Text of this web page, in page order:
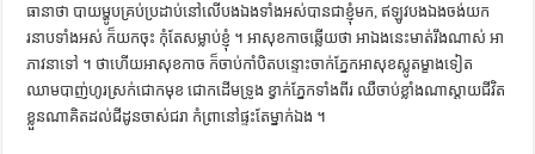
ធានា​ថា​ បាយ​ម្ហូប​គ្រប់​ប្រដាប់​នៅ​លើ​បង​ឯង​ទាំងអស់​បាន​ជា​ខ្ញុំ​មក, ឥឡូវ​បង​ឯង​ចង់​យក
រនាប​ទាំងអស់​ ក៏​យក​ចុះ​ កុំ​តែ​សម្លាប់​ខ្ញុំ ។ អា​សុខ​កាច​ឆ្លើយ​ថា អា​ឯង​នេះ​មាត់​រឹង​ណាស់​ អា​
ភាវនា​ទៅ ។ ថា​ហើយ​អា​សុខ​កាច​ ក៏​ចាប់​កាំបិត​បន្ទោះ​ចាក់​ភ្នែក​អា​សុខ​ស្លូត​ម្ខាង​ទៀត​
ឈាម​បាញ់​ហូរ​ស្រក់​ជោក​មុខ​ ជោក​ដើម​ទ្រូង​ ខ្វាក់​ភ្នែក​ទាំងពីរ​ ឈឺ​ចាប់​ខ្លាំង​​ណា​ស្ដាយ​ជីវិត​
ខ្លួន​​ណា​គិត​ដល់​ជីដូន​ចាស់​ជរា​ កំព្រា​នៅ​ផ្ទះ​តែ​ម្នាក់​ឯង ។